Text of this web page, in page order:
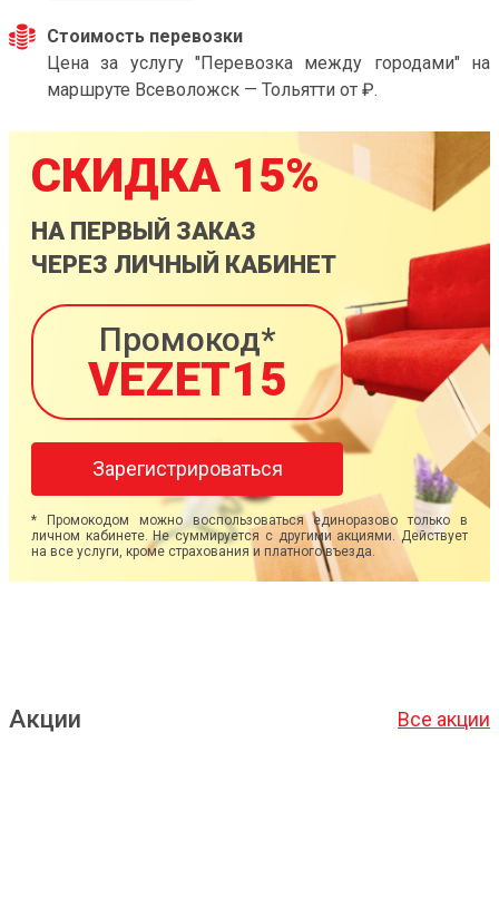
Стоимость перевозки
Цена за услугу "Перевозка между городами" на
маршруте Всеволожск — Тольятти от ₽.
СКИДКА 15%
НА ПЕРВЫЙ ЗАКАЗ
ЧЕРЕЗ ЛИЧНЫЙ КАБИНЕТ
Промокод*
VEZET15
Зарегистрироваться
* Промокодом можно воспользоваться единоразово только в
личном кабинете. Не суммируется с другими акциями. Действует
на все услуги, кроме страхования и платного въезда.
Акции Все акции